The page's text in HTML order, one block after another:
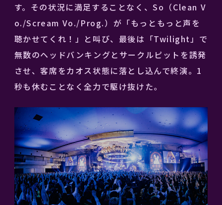
す。その状況に満足することなく、So（Clean V
o./Scream Vo./Prog.）が「もっともっと声を
聴かせてくれ！」と叫び、最後は「Twilight」で
無数のヘッドバンキングとサークルピットを誘発
させ、客席をカオス状態に落とし込んで終演。1
秒も休むことなく全力で駆け抜けた。